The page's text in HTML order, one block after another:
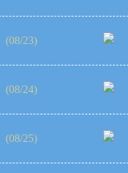
(08/23)
(08/24)
(08/25)